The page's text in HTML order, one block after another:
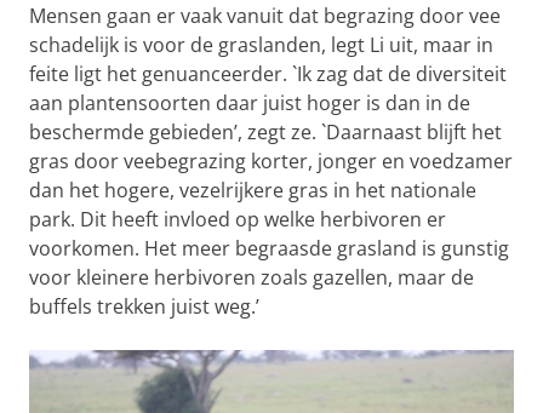
Mensen gaan er vaak vanuit dat begrazing door vee
schadelijk is voor de graslanden, legt Li uit, maar in
feite ligt het genuanceerder. `Ik zag dat de diversiteit
aan plantensoorten daar juist hoger is dan in de
beschermde gebieden’, zegt ze. `Daarnaast blijft het
gras door veebegrazing korter, jonger en voedzamer
dan het hogere, vezelrijkere gras in het nationale
park. Dit heeft invloed op welke herbivoren er
voorkomen. Het meer begraasde grasland is gunstig
voor kleinere herbivoren zoals gazellen, maar de
buffels trekken juist weg.’